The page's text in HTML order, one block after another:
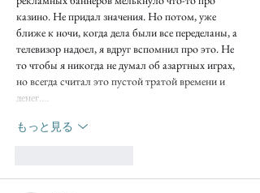
казино. Не придал значения. Но потом, уже
ближе к ночи, когда дела были все переделаны, а
телевизор надоел, я вдруг вспомнил про это. Не
то чтобы я никогда не думал об азартных играх,
но всегда считал это пустой тратой времени и
денег.…
もっと見る